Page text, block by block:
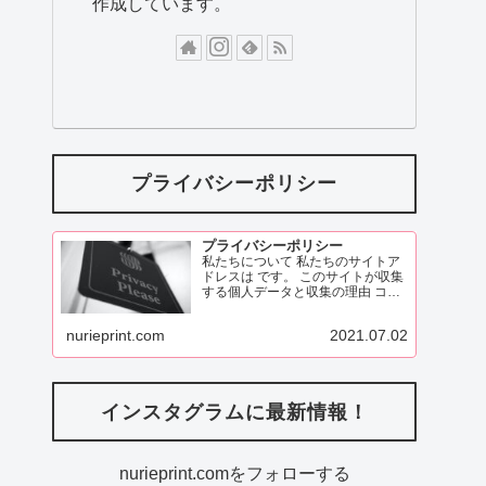
作成しています。
プライバシーポリシー
プライバシーポリシー
私たちについて 私たちのサイトア
ドレスは です。 このサイトが収集
する個人データと収集の理由 コメ
表示されているデータ、
nurieprint.com 2021.07.02
インスタグラムに最新情報！
nurieprint.comをフォローする